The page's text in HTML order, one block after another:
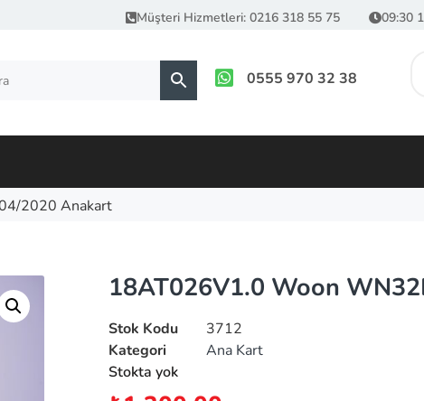
Müşteri Hizmetleri: 0216 318 55 75 09:30
0555 970 32 38
2020 Anakart
18AT026V1.0 Woon
Stok Kodu
3712
Kategori
Ana Kart
Stokta yok